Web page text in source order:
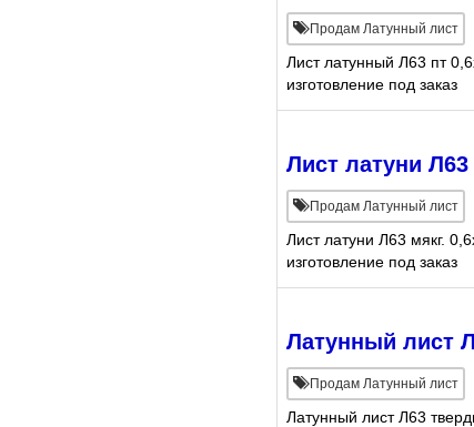
Продам Латунный лист
Лист латунный Л63 пт
изготовление под заказ
Лист латуни
Продам Латунный лист
Лист латуни Л63 мякг.
изготовление под заказ
Латунный лист
Продам Латунный лист
Латунный лист Л63